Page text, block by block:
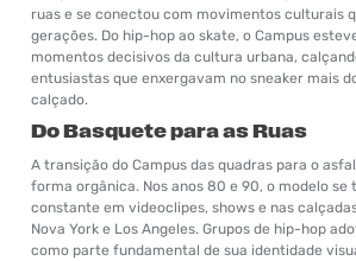
ruas e se conectou com movimentos culturais
gerações. Do hip-hop ao skate, o Campus
momentos decisivos da cultura urbana,
entusiastas que enxergavam no sneaker mais
calçado.
Do Basquete para as Ruas
A transição do Campus das quadras para o
forma orgânica. Nos anos 80 e 90, o modelo se
constante em videoclipes, shows e nas
Nova York e Los Angeles. Grupos de hip-hop
como parte fundamental de sua identidade